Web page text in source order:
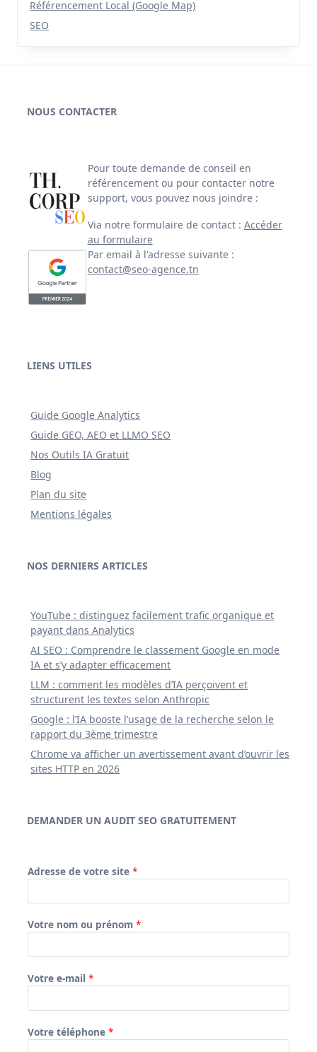
Référencement Local (Google Map)
SEO
NOUS CONTACTER
Pour toute demande de conseil en
référencement ou pour contacter notre
support, vous pouvez nous joindre :
Via notre formulaire de contact : Accéder
au formulaire
Par email à l'adresse suivante :
contact@seo-agence.tn
LIENS UTILES
Guide Google Analytics
Guide GEO, AEO et LLMO SEO
Nos Outils IA Gratuit
Blog
Plan du site
Mentions légales
NOS DERNIERS ARTICLES
YouTube : distinguez facilement trafic organique et
payant dans Analytics
AI SEO : Comprendre le classement Google en mode
IA et s’y adapter efficacement
LLM : comment les modèles d’IA perçoivent et
structurent les textes selon Anthropic
Google : l’IA booste l’usage de la recherche selon le
rapport du 3ème trimestre
Chrome va afficher un avertissement avant d’ouvrir les
sites HTTP en 2026
DEMANDER UN AUDIT SEO GRATUITEMENT
Adresse de votre site *
Votre nom ou prénom *
Votre e-mail *
Votre téléphone *